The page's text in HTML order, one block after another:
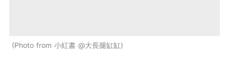
Photo from 小紅書 @大長腿缸缸